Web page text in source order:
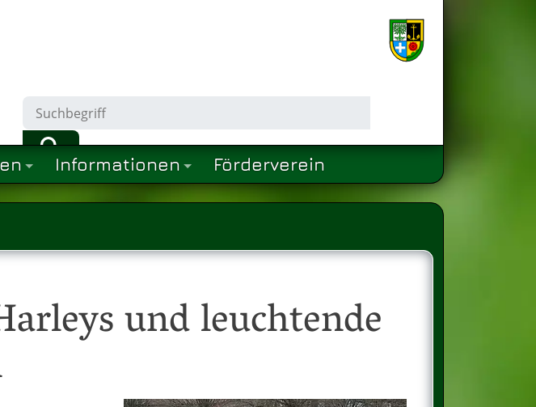
Informationen Förderverein
und leuchtende